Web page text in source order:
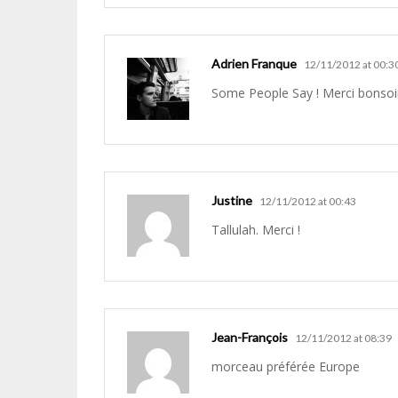
Adrien Franque 12/11/2012 at
Some People Say ! Merci
Justine 12/11/2012 at 00:43
Tallulah. Merci !
Jean-François 12/11/2012 at 08:39
morceau préférée Europe